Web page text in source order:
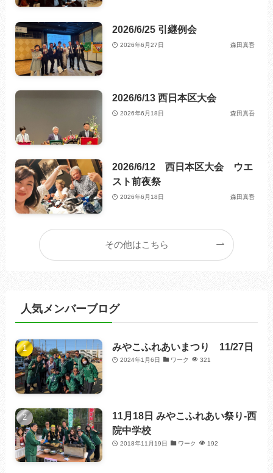
2026/6/25 引継例会
2026年6月27日 森田真吾
2026/6/13 西日本区大会
2026年6月18日 森田真吾
2026/6/12 西日本区大会 ウエ
スト前夜祭
2026年6月18日 森田真吾
その他はこちら
人気メンバーブログ
みやこふれあいまつり 11/27日
2024年1月6日 ワーク 321
11月18日 みやこふれあい祭り-西
院中学校
2018年11月19日 ワーク 192